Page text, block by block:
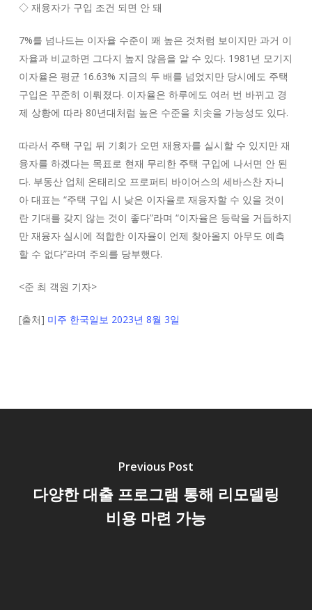
◇ 재융자가 구입 조건 되면 안 돼
7%를 넘나드는 이자율 수준이 꽤 높은 것처럼 보이지만 과거 이
자율과 비교하면 그다지 높지 않음을 알 수 있다. 1981년 모기지
이자율은 평균 16.63% 지금의 두 배를 넘었지만 당시에도 주택
구입은 꾸준히 이뤄졌다. 이자율은 하루에도 여러 번 바뀌고 경
제 상황에 따라 80년대처럼 높은 수준을 치솟을 가능성도 있다.
따라서 주택 구입 뒤 기회가 오면 재융자를 실시할 수 있지만 재
융자를 하겠다는 목표로 현재 무리한 주택 구입에 나서면 안 된
다. 부동산 업체 온태리오 프로퍼티 바이어스의 세바스찬 자니
아 대표는 “주택 구입 시 낮은 이자율로 재융자할 수 있을 것이
란 기대를 갖지 않는 것이 좋다”라며 “이자율은 등락을 거듭하지
만 재융자 실시에 적합한 이자율이 언제 찾아올지 아무도 예측
할 수 없다”라며 주의를 당부했다.
<준 최 객원 기자>
[출처] 미주 한국일보 2023년 8월 3일
Previous Post
다양한 대출 프로그램 통해 리모델링
비용 마련 가능